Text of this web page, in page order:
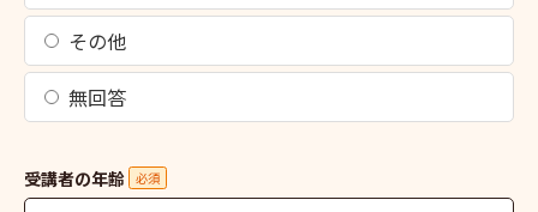
その他
無回答
受講者の年齢 必須